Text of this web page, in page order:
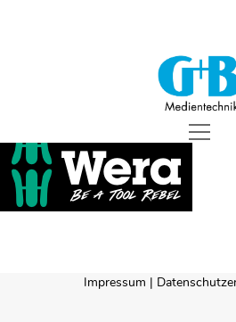
UNTERNEHMEN
LÖSUNGEN
REFERENZEN
SUPPORT
G+B
open
menu
Impressum |